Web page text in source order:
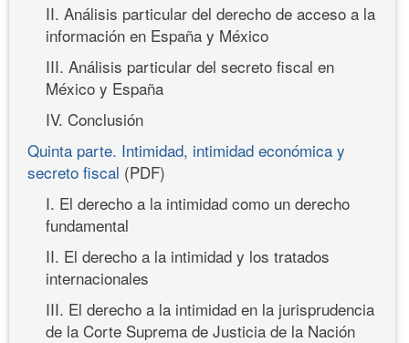
II. Análisis particular del derecho de acceso a la
información en España y México
III. Análisis particular del secreto fiscal en
México y España
IV. Conclusión
Quinta parte. Intimidad, intimidad económica y
secreto fiscal (PDF)
I. El derecho a la intimidad como un derecho
fundamental
II. El derecho a la intimidad y los tratados
internacionales
III. El derecho a la intimidad en la jurisprudencia
de la Corte Suprema de Justicia de la Nación